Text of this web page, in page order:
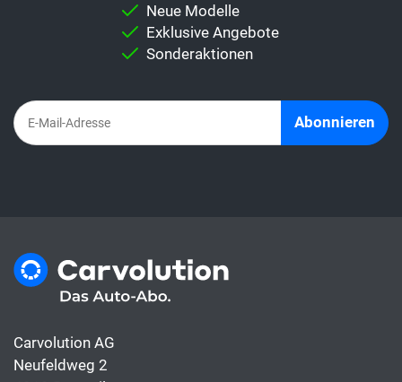
Vergleiche niemals direkt eine
Leasingrate mit dem Auto-Abo. Denn im
Abo-Abo sind alles Kosten rund ums Auto
deckt meist nur die Finanzierung.
Neue Modelle
Exklusive Angebote
Sonderaktionen
Abonnieren
Carvolution AG
Neufeldweg 2